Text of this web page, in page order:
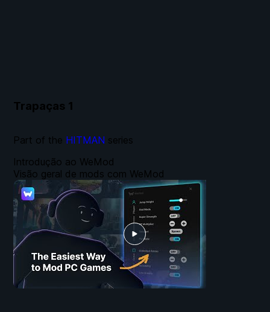
Trapaças 1
Introdução ao WeMod
Visão geral de mods com WeMod
Part of the HITMAN series